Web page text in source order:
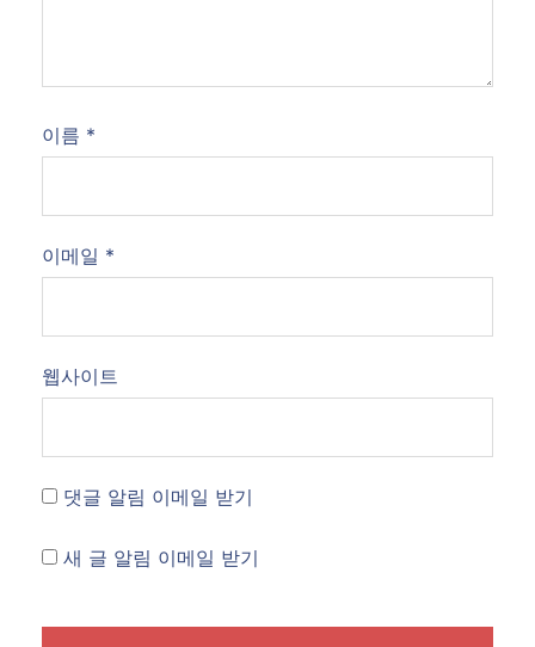
이름 *
이메일 *
웹사이트
댓글 알림 이메일 받기
새 글 알림 이메일 받기